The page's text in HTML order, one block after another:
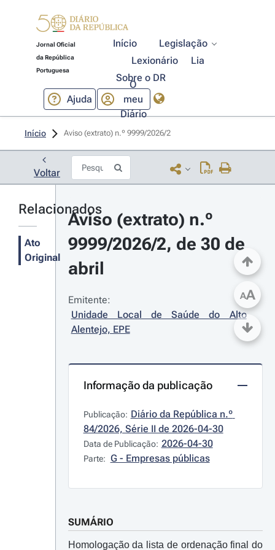
Jornal Oficial
da República
Portuguesa
Início
Legislação
Lexionário
Lia
Sobre o DR
Ajuda
O
meu
Diário
Início Aviso (extrato) n.º 9999/2026/2
Voltar
Relacionados
Ato
Original
Aviso (extrato) n.º
9999/2026/2, de 30 de
abril
Emitente:
Unidade Local de Saúde do Alto
Alentejo, EPE
Informação da publicação
Publicação: Diário da República n.º
84/2026, Série II de 2026-04-30
Data de Publicação: 2026-04-30
Parte: G - Empresas públicas
SUMÁRIO
Homologação da lista de ordenação final do
AA